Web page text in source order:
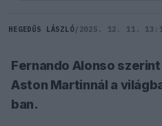
HEGEDŰS LÁSZLÓ/ 2025. 12. 11.
Fernando Alonso
Aston Martinnál a
ban.